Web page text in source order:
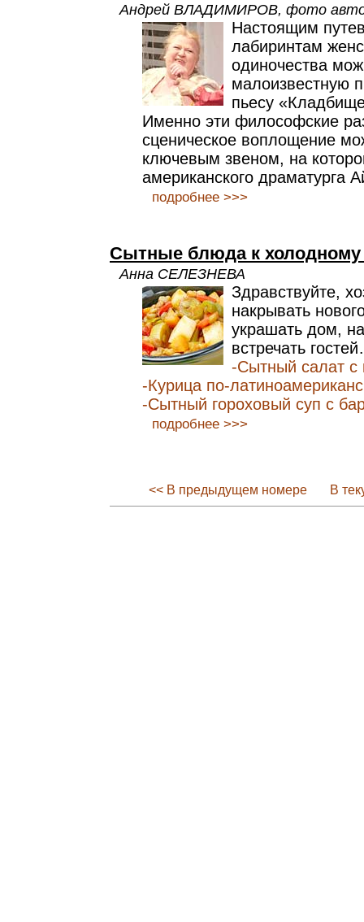
Андрей ВЛАДИМИРОВ, фото
Настоящим
лабиринтам
одиночества
малоизвестную
пьесу
Именно эти философские
сценическое воплощение
ключевым звеном, на
американского драматурга
подробнее >>>
Сытные блюда к холодному
Анна СЕЛЕЗНЕВА
Здравствуйте,
накрывать
украшать дом,
встречать
-Сытный салат с
-Курица по-
-Сытный гороховый суп с
подробнее >>>
<< В предыдущем номере В